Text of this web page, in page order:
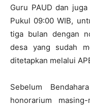
Guru PAUD dan
Pukul 09:00 WIB,
tiga bulan dengan
desa yang sudah
ditetapkan melalui
Sebelum
honorarium